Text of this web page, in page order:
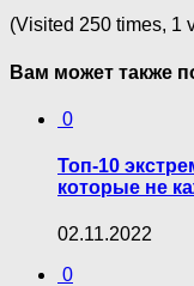
(Visited 250 times, 1
Вам может также
0
Топ-10
которые не
02.11.2022
0